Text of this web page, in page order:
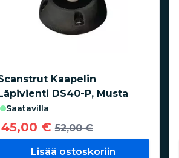
Kaapelin
DS40-P, Musta
saatavilla
45,00 € 52,00 €
Lisää ostoskoriin